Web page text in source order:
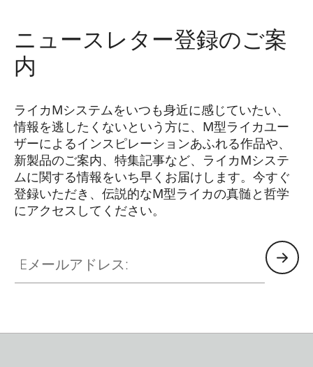
ニュースレター登録のご案
内
ライカMシステムをいつも身近に感じていたい、
情報を逃したくないという方に、M型ライカユー
ザーによるインスピレーションあふれる作品や、
新製品のご案内、特集記事など、ライカMシステ
ムに関する情報をいち早くお届けします。今すぐ
登録いただき、伝説的なM型ライカの真髄と哲学
にアクセスしてください。